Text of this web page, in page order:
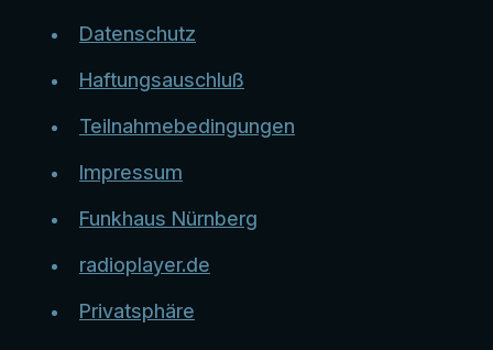
Datenschutz
Haftungsauschluß
Teilnahmebedingungen
Impressum
Funkhaus Nürnberg
radioplayer.de
Privatsphäre